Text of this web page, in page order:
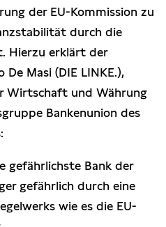
der EU-Kommission zu
durch die
Hierzu erklärt der
Masi (DIE LINKE.),
Wirtschaft und Währung
Bankenunion des
gefährlichste Bank der
gefährlich durch eine
wie es die EU-